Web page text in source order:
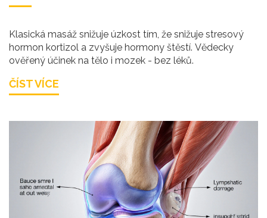
Klasická masáž snižuje úzkost tím, že snižuje stresový
hormon kortizol a zvyšuje hormony štěstí. Vědecky
ověřený účinek na tělo i mozek - bez léků.
ČÍST VÍCE